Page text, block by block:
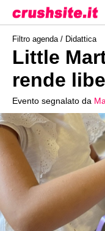
Filtro agenda / Didattica
Little
rende
Evento segnalato da